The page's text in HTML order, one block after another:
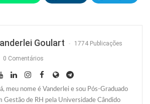
Goulart 1774 Publicações
0 Comentários
meu nome é Vanderlei e sou Pós-Graduado
Gestão de RH pela Universidade Cândido